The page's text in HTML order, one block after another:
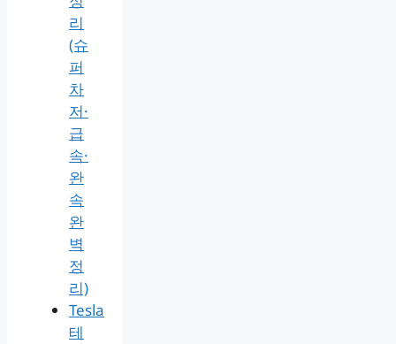
리
(슈
퍼
차
저·
급
속·
완
속
완
벽
정
리)
Tesla
테